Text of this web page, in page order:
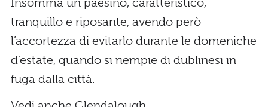
tranquillo e riposante, avendo però
l’accortezza di evitarlo durante le domeniche
d’estate, quando si riempie di dublinesi in
fuga dalla città.